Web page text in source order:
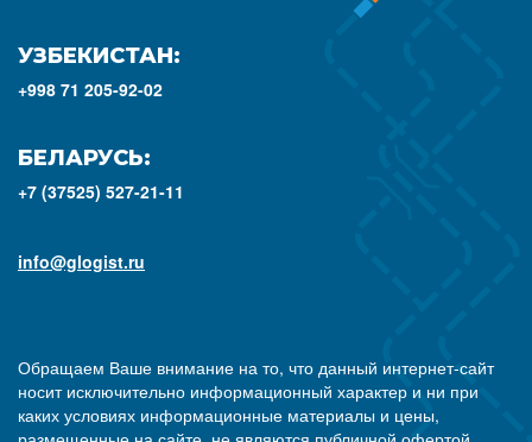
УЗБЕКИСТАН:
+998 71 205-92-02
БЕЛАРУСЬ:
+7 (37525) 527-21-11
info@glogist.ru
Обращаем Ваше внимание на то, что данный интернет-сайт
носит исключительно информационный характер и ни при
каких условиях информационные материалы и цены,